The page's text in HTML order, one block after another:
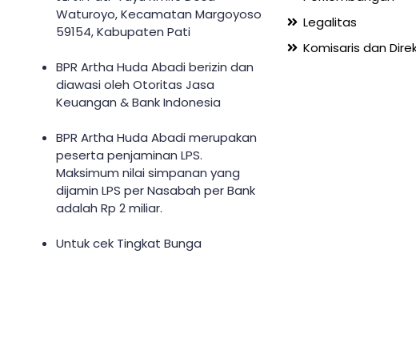
Waturoyo, Kecamatan Margoyoso
59154, Kabupaten Pati
BPR Artha Huda Abadi berizin dan
diawasi oleh Otoritas Jasa
Keuangan & Bank Indonesia
BPR Artha Huda Abadi merupakan
peserta penjaminan LPS.
Maksimum nilai simpanan yang
dijamin LPS per Nasabah per Bank
adalah Rp 2 miliar.
Untuk cek Tingkat Bunga
Legalitas
Komisaris dan